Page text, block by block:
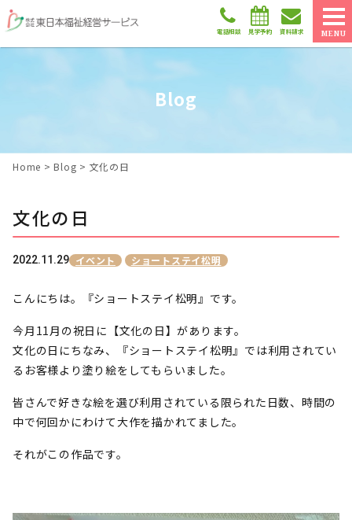
MENU
電話相談 見学予約 資料請求
Blog
Home > Blog > 文化の日
文化の日
2022.11.29 イベント ショートステイ松明
こんにちは。『ショートステイ松明』です。
今月11月の祝日に【文化の日】があります。
文化の日にちなみ、『ショートステイ松明』では利用されてい
るお客様より塗り絵をしてもらいました。
皆さんで好きな絵を選び利用されている限られた日数、時間の
中で何回かにわけて大作を描かれてました。
それがこの作品です。